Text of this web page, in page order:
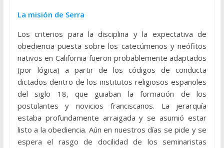
La misión de Serra
Los criterios para la disciplina y la expectativa de
obediencia puesta sobre los catecúmenos y neófitos
nativos en California fueron probablemente adaptados
(por lógica) a partir de los códigos de conducta
dictados dentro de los institutos religiosos españoles
del siglo 18, que guiaban la formación de los
postulantes y novicios franciscanos. La jerarquía
estaba profundamente arraigada y se asumió estar
listo a la obediencia. Aún en nuestros días se pide y se
espera el rasgo de docilidad de los seminaristas